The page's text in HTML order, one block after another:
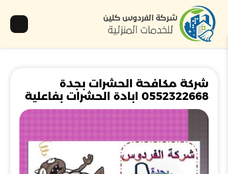
شركة مكافحة الحشرات بجدة
0552322668 ابادة الحشرات بفاعلية